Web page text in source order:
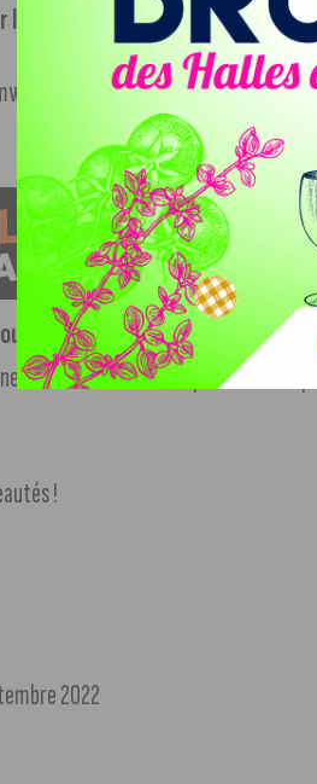
les stations tram et les arrêts de
a lui aussi fait l’objet d’un
vives fera l’objet d’une
Diva aux arrêts de la place de la Rep
!
2022